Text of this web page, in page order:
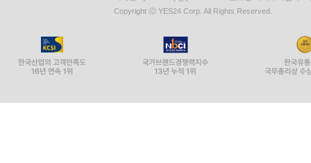
Copyright ⓒ YES24 Corp. All Rights Reserved.